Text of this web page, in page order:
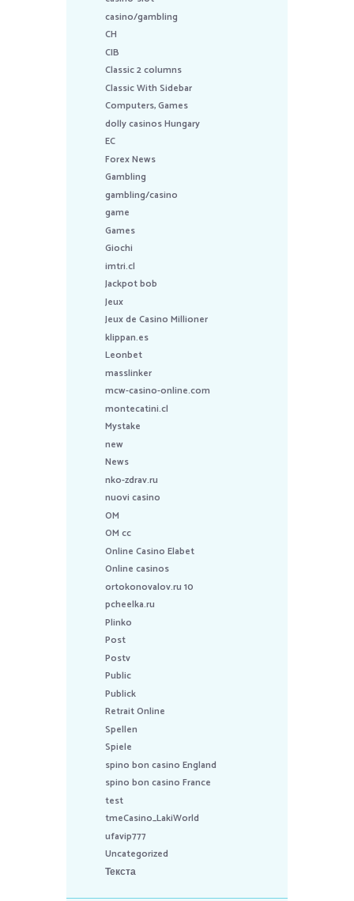
casino/gambling
CH
CIB
Classic 2 columns
Classic With Sidebar
Computers, Games
dolly casinos Hungary
EC
Forex News
Gambling
gambling/casino
game
Games
Giochi
imtri.cl
Jackpot bob
Jeux
Jeux de Casino Millioner
klippan.es
Leonbet
masslinker
mcw-casino-online.com
montecatini.cl
Mystake
new
News
nko-zdrav.ru
nuovi casino
OM
OM cc
Online Casino Elabet
Online casinos
ortokonovalov.ru 10
pcheelka.ru
Plinko
Post
Postv
Public
Publick
Retrait Online
Spellen
Spiele
spino bon casino England
spino bon casino France
test
tmeCasino_LakiWorld
ufavip777
Uncategorized
Текста